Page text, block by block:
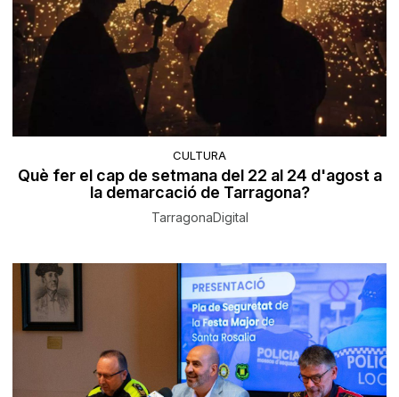
CULTURA
Què fer el cap de setmana del 22 al 24 d'agost a
la demarcació de Tarragona?
TarragonaDigital